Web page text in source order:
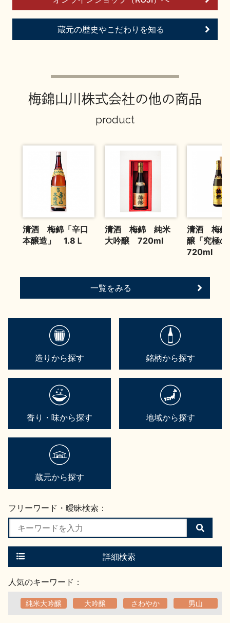
お問い合わせ
蔵元の歴史やこだわりを知る
梅錦山川株式会社の他の商品
product
清酒 梅錦「辛口
本醸造」 1.8Ｌ
清酒 梅錦 純米
大吟醸 720ml
清酒 梅
醸「究極
720ml
一覧をみる
造りから探す 銘柄から探す
香り・味から探す 地域から探す
蔵元から探す
フリーワード・曖昧検索：
検
索
す
詳細検索
人気のキーワード：
純米大吟醸 大吟醸 さわやか 男山